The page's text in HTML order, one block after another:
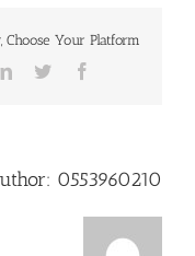
Your Platform!
Facebook
0553960210